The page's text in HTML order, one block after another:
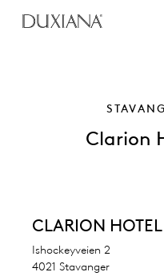
Clarion
CLARION
Ishockeyveien 2
4021 Stavanger